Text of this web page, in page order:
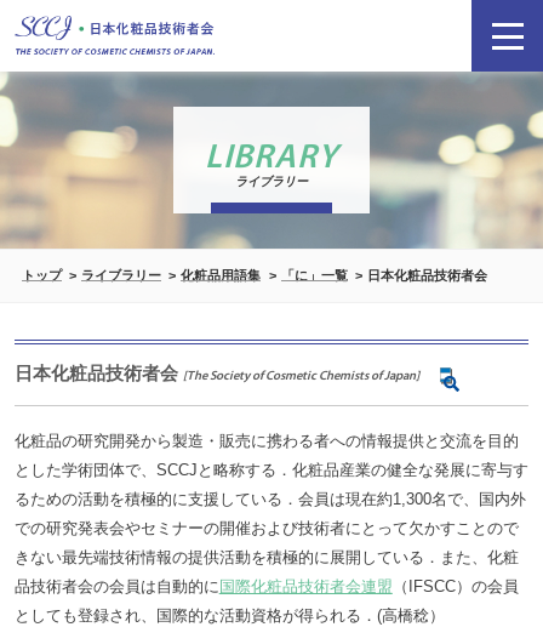
LIBRARY
ライブラリー
トップ ライブラリー 化粧品用語集 「に」一覧 日本化粧品技術者会
日本化粧品技術者会 [The Society of Cosmetic Chemists of Japan]
化粧品の研究開発から製造・販売に携わる者への情報提供と交流を目的
とした学術団体で、SCCJと略称する．化粧品産業の健全な発展に寄与す
るための活動を積極的に支援している．会員は現在約1,300名で、国内外
での研究発表会やセミナーの開催および技術者にとって欠かすことので
きない最先端技術情報の提供活動を積極的に展開している．また、化粧
品技術者会の会員は自動的に 国際化粧品技術者会連盟 （IFSCC）の会員
としても登録され、国際的な活動資格が得られる．(高橋稔）